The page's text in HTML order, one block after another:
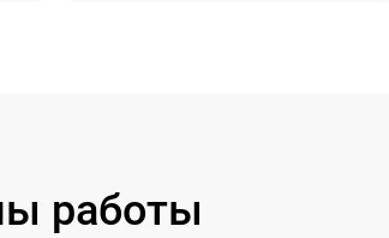
работы